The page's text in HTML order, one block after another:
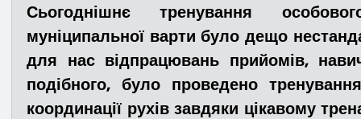
Медицина Новини ДТП
Адмінпротокол Свята Поліція
Сьогоднішнє тренування
муніципальної варти було дещо
для нас відпрацювань прийомів,
подібного, було проведено
координації рухів завдяки цікавому